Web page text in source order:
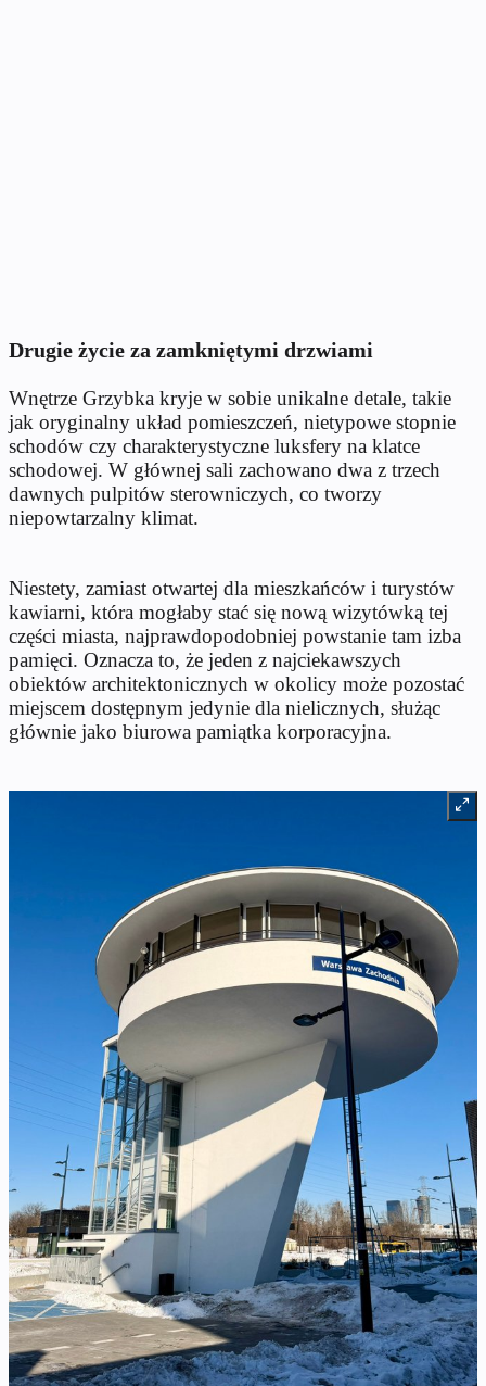
Drugie życie za zamkniętymi drzwiami
Wnętrze Grzybka kryje w sobie unikalne detale, takie
jak oryginalny układ pomieszczeń, nietypowe stopnie
schodów czy charakterystyczne luksfery na klatce
schodowej. W głównej sali zachowano dwa z trzech
dawnych pulpitów sterowniczych, co tworzy
niepowtarzalny klimat.
Niestety, zamiast otwartej dla mieszkańców i turystów
kawiarni, która mogłaby stać się nową wizytówką tej
części miasta, najprawdopodobniej powstanie tam izba
pamięci. Oznacza to, że jeden z najciekawszych
obiektów architektonicznych w okolicy może pozostać
miejscem dostępnym jedynie dla nielicznych, służąc
głównie jako biurowa pamiątka korporacyjna.